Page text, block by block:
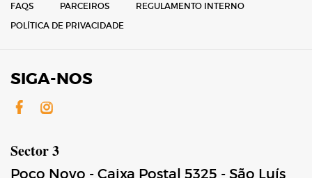
FAQS PARCEIROS
REGULAMENTO INTERNO
POLÍTICA DE PRIVACIDADE
SIGA-NOS
Facebook
Instagram
Sector 3
Poço Novo - Caixa Postal 5325 - São Luís